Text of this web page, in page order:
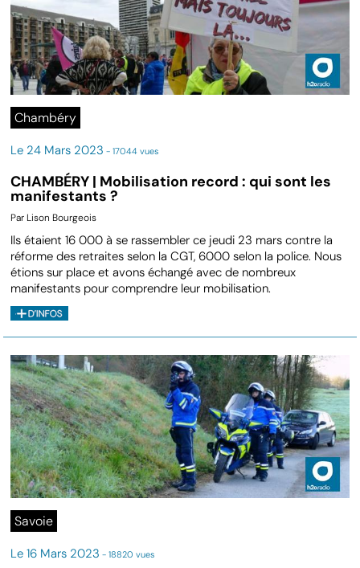
Chambéry
Le 24 Mars 2023 - 17044 vues
CHAMBÉRY | Mobilisation record : qui sont les
manifestants ?
Par Lison Bourgeois
Ils étaient 16 000 à se rassembler ce jeudi 23 mars contre la
réforme des retraites selon la CGT, 6000 selon la police. Nous
étions sur place et avons échangé avec de nombreux
manifestants pour comprendre leur mobilisation.
Savoie
Le 16 Mars 2023 - 18820 vues